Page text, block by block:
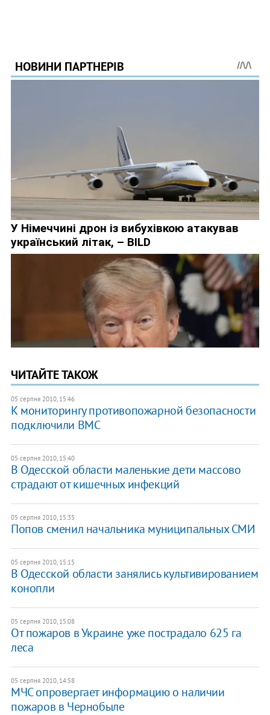
ЧИТАЙТЕ ТАКОЖ
05 серпня 2010, 15:46
К мониторингу противопожарной безопасности
подключили ВМС
05 серпня 2010, 15:40
В Одесской области маленькие дети массово
страдают от кишечных инфекций
05 серпня 2010, 15:35
Попов сменил начальника муниципальных СМИ
05 серпня 2010, 15:15
В Одесской области занялись культивированием
конопли
05 серпня 2010, 15:08
От пожаров в Украине уже пострадало 625 га
леса
05 серпня 2010, 14:58
МЧС опровергает информацию о наличии
пожаров в Чернобыле